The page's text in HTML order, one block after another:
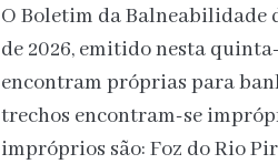
O Boletim da Balneabilidade
de 2026, emitido nesta
encontram próprias para
trechos encontram-se
impróprios são: Foz do Rio